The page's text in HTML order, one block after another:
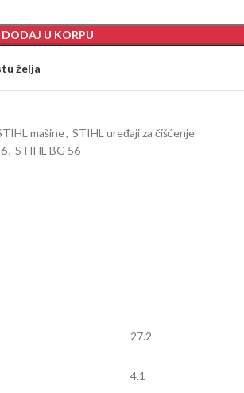
DODAJ U KORPU
želja
mašine, STIHL uređaji za čišćenje
, STIHL BG 56
27.2
4.1